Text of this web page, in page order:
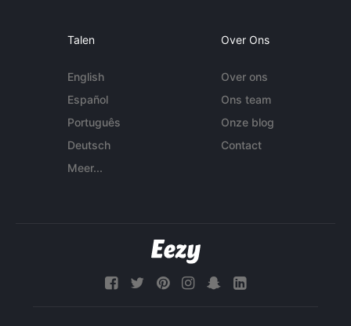
Talen
English
Español
Português
Deutsch
Meer...
Over Ons
Over ons
Ons team
Onze blog
Contact